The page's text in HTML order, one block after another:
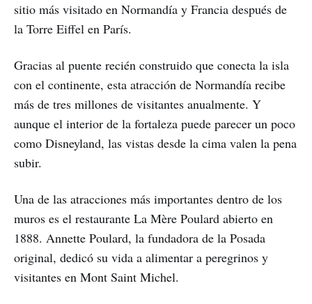
sitio más visitado en Normandía y Francia después de
la Torre Eiffel en París.
Gracias al puente recién construido que conecta la isla
con el continente, esta atracción de Normandía recibe
más de tres millones de visitantes anualmente. Y
aunque el interior de la fortaleza puede parecer un poco
como Disneyland, las vistas desde la cima valen la pena
subir.
Una de las atracciones más importantes dentro de los
muros es el restaurante La Mère Poulard abierto en
1888. Annette Poulard, la fundadora de la Posada
original, dedicó su vida a alimentar a peregrinos y
visitantes en Mont Saint Michel.